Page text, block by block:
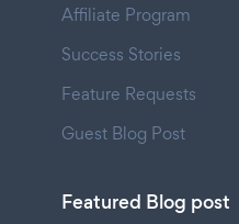
Affiliate Program
Success Stories
Feature Requests
Guest Blog Post
Featured Blog post